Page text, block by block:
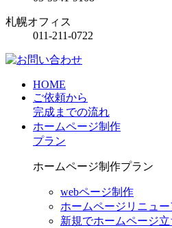
札幌オフィス
011-211-0722
HOME
ご依頼から
完成までの流れ
ホームページ制作
プラン
ホームページ制作プラン
webページ制作
ホームページリニュー
新規でホームページ